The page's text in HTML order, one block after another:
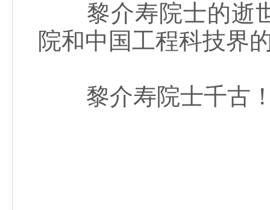
黎介寿院士的逝世
院和中国工程科技界
黎介寿院士千古